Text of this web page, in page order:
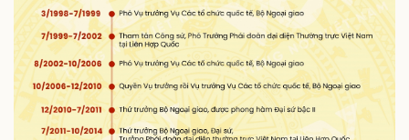
Thể thao
Bóng đá
Lịch thi đấu bóng đá
Thế giới thể thao
eSports
Ô tô - Xe máy
Ô tô
Xe máy
Tư vấn